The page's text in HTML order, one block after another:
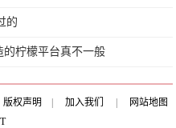
的
的柠檬平台真不一般
版权声明 加入我们
网站地图